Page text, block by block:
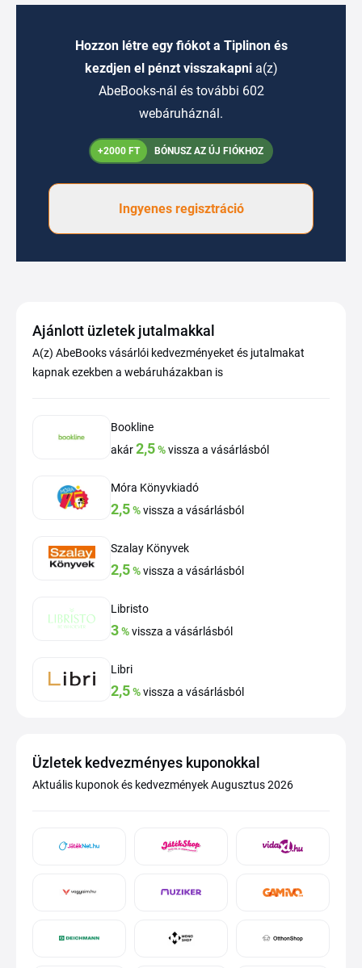
Hozzon létre egy fiókot a Tiplinon és
kezdjen el pénzt visszakapni a(z)
AbeBooks-nál és további 602
webáruháznál.
+2000 FT BÓNUSZ AZ ÚJ FIÓKHOZ
Ingyenes regisztráció
Ajánlott üzletek jutalmakkal
A(z) AbeBooks vásárlói kedvezményeket és jutalmakat
kapnak ezekben a webáruházakban is
Bookline
akár2,5%vissza a vásárlásból
Móra Könyvkiadó
2,5%vissza a vásárlásból
Szalay Könyvek
2,5%vissza a vásárlásból
Libristo
3%vissza a vásárlásból
Libri
2,5%vissza a vásárlásból
Üzletek kedvezményes kuponokkal
Aktuális kuponok és kedvezmények Augusztus 2026